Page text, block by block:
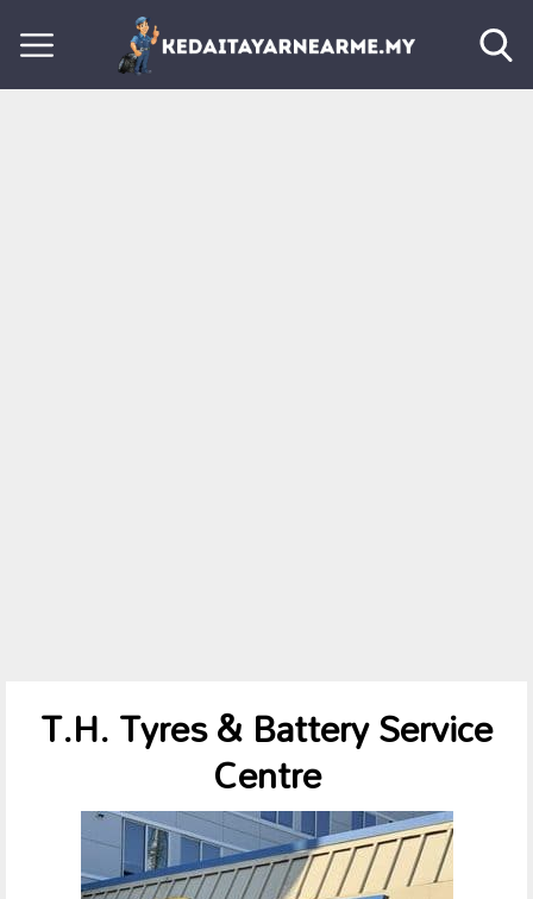
T.H. Tyres & Battery Service
Centre